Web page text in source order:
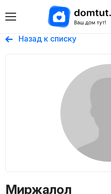
Назад к списку
Миржалол